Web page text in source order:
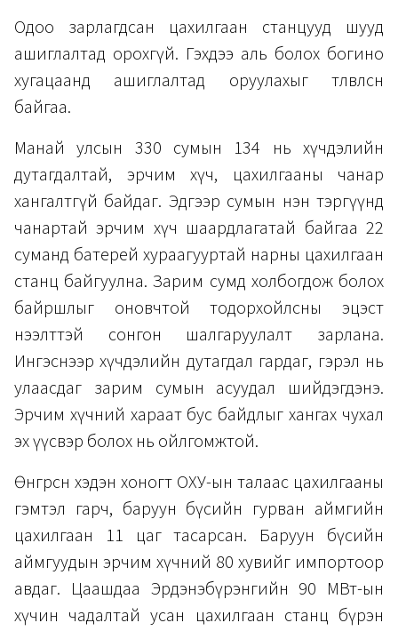
Одоо зарлагдсан цахилгаан станцууд шууд
ашиглалтад орохгүй. Гэхдээ аль болох богино
хугацаанд ашиглалтад оруулахыг төлөвлөсөн
байгаа.
Манай улсын 330 сумын 134 нь хүчдэлийн
дутагдалтай, эрчим хүч, цахилгааны чанар
хангалтгүй байдаг. Эдгээр сумын нэн тэргүүнд
чанартай эрчим хүч шаардлагатай байгаа 22
суманд батерей хураагууртай нарны цахилгаан
станц байгуулна. Зарим сумд холбогдож болох
байршлыг оновчтой тодорхойлсны эцэст
нээлттэй сонгон шалгаруулалт зарлана.
Ингэснээр хүчдэлийн дутагдал гардаг, гэрэл нь
улаасдаг зарим сумын асуудал шийдэгдэнэ.
Эрчим хүчний хараат бус байдлыг хангах чухал
эх үүсвэр болох нь ойлгомжтой.
Өнгөрсөн хэдэн хоногт ОХУ-ын талаас цахилгааны
гэмтэл гарч, баруун бүсийн гурван аймгийн
цахилгаан 11 цаг тасарсан. Баруун бүсийн
аймгуудын эрчим хүчний 80 хувийг импортоор
авдаг. Цаашдаа Эрдэнэбүрэнгийн 90 МВт-ын
хүчин чадалтай усан цахилгаан станц бүрэн